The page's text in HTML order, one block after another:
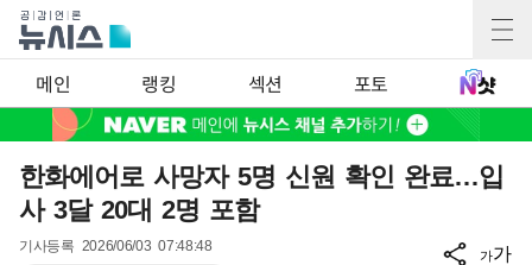
메인 랭킹 섹션 포토
한화에어로 사망자 5명 신원 확인 완료…입
사 3달 20대 2명 포함
기사등록 2026/06/03 07:48:48
가가